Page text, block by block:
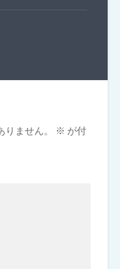
ません。 ※ が付